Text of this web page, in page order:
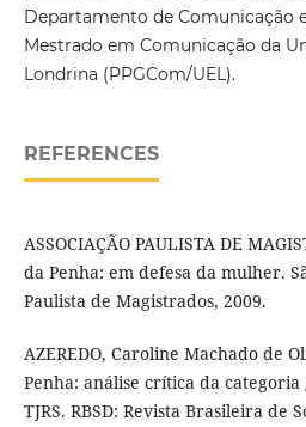
Departamento de Comunicação
Mestrado em Comunicação da
Londrina (PPGCom/UEL).
REFERENCES
ASSOCIAÇÃO PAULISTA DE
da Penha: em defesa da mulher.
Paulista de Magistrados, 2009.
AZEREDO, Caroline Machado de
Penha: análise crítica da categoria
TJRS. RBSD: Revista Brasileira de